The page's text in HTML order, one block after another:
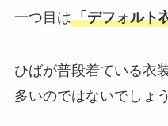
一つ目は「デフォルト
ひばが普段着ている衣
多いのではないでしょ